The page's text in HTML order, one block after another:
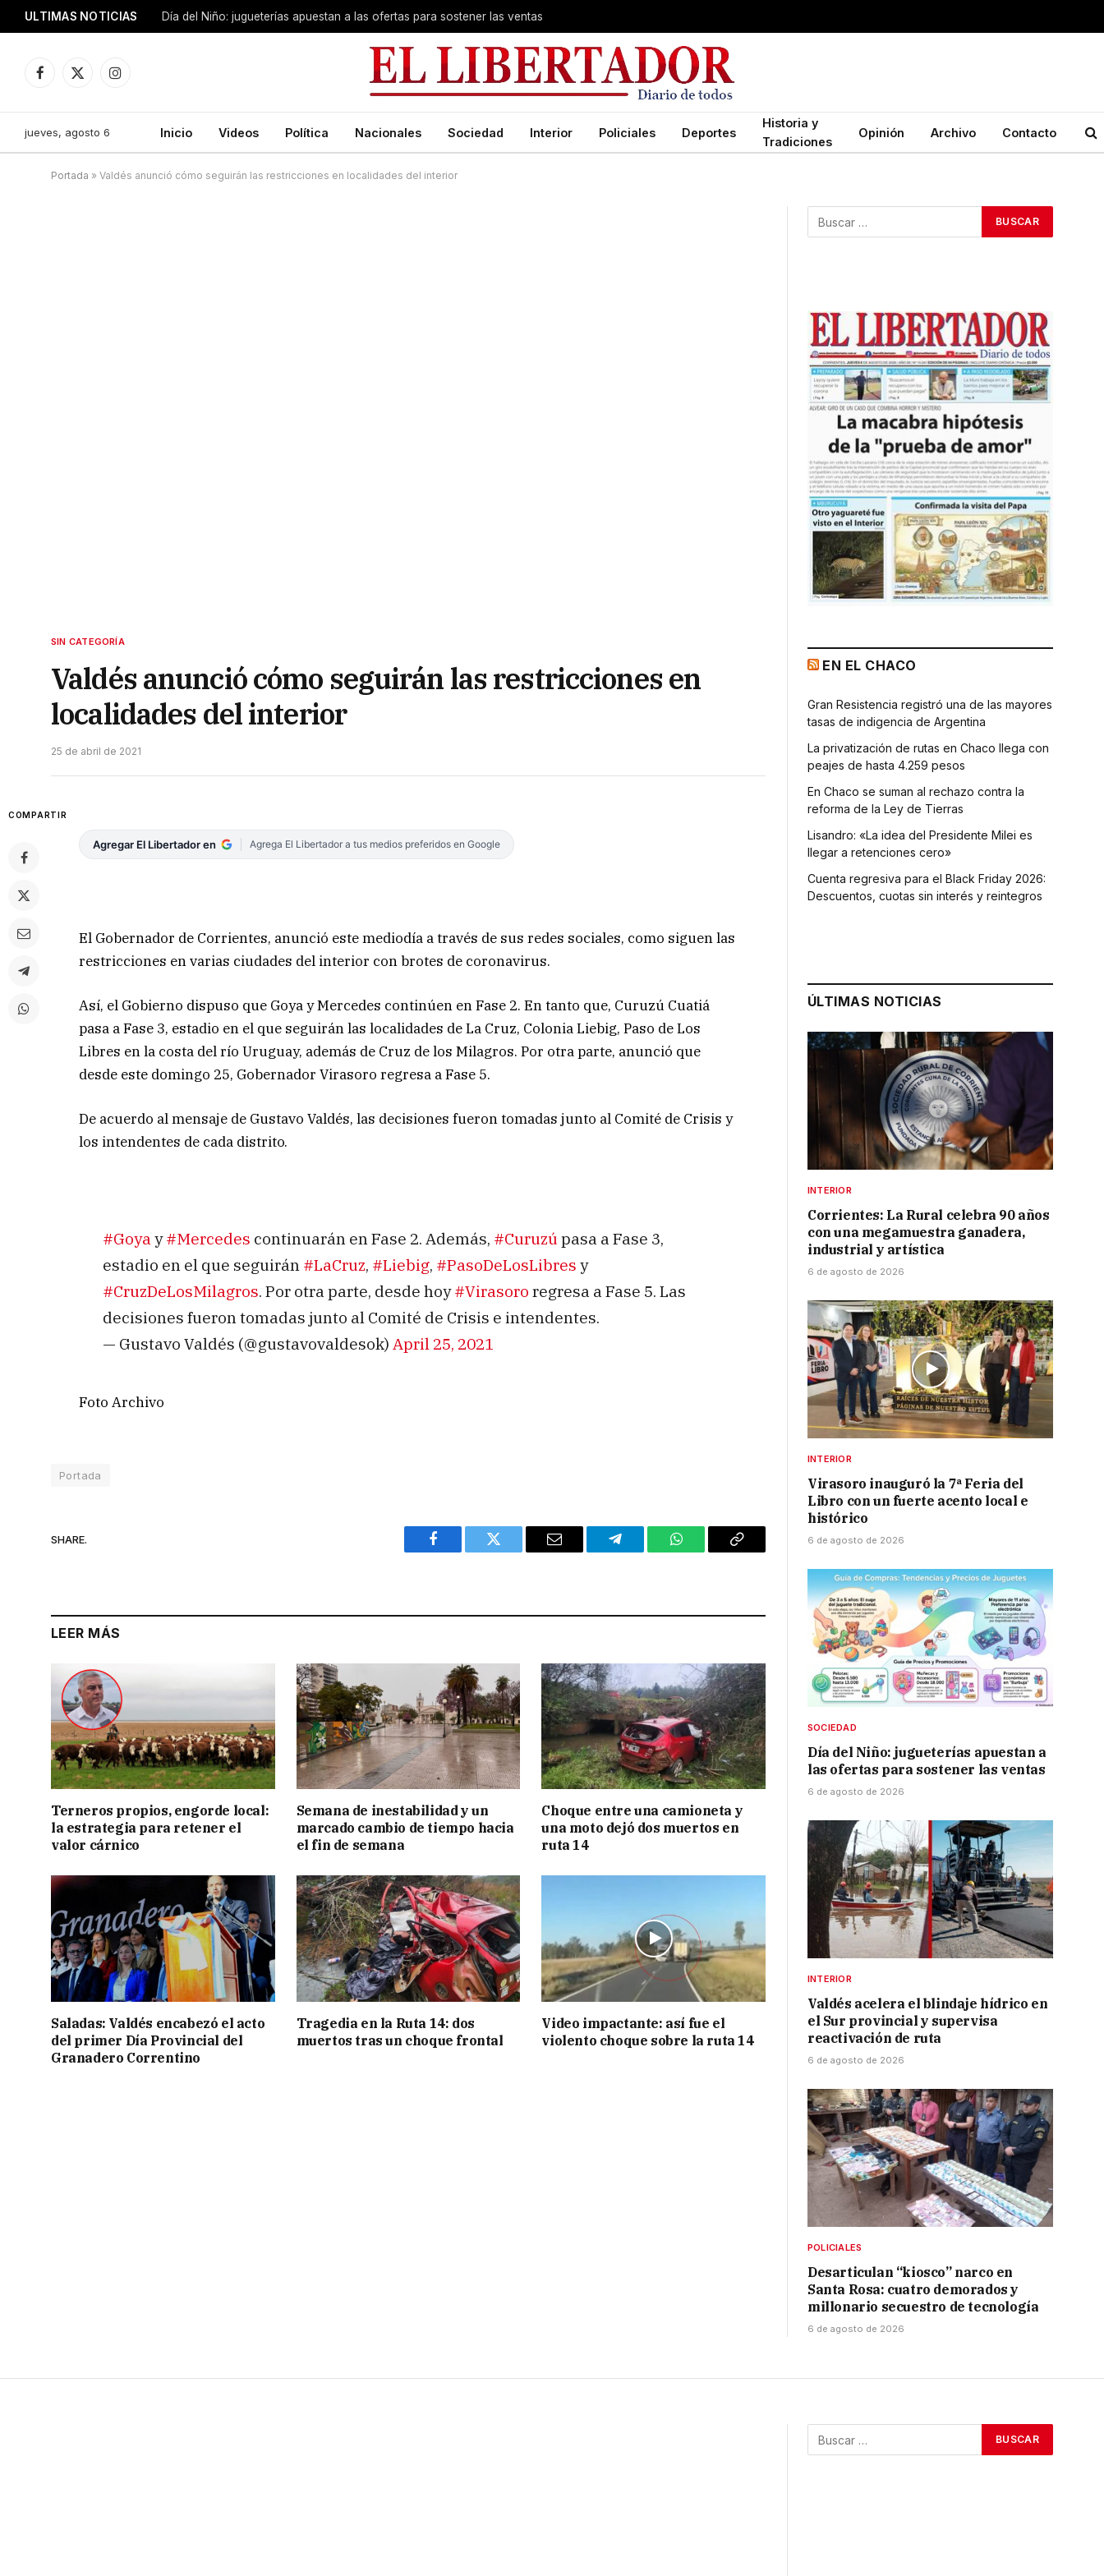
ULTIMAS NOTICIAS Día del Niño: jugueterías apuestan a las ofertas para sostener las ventas
Facebook
X
Instagram
jueves, agosto 6 Inicio Videos Política Nacionales Sociedad Interior Policiales Deportes
Historia y
Tradiciones
Opinión Archivo Contacto
Portada » Valdés anunció cómo seguirán las restricciones en localidades del interior
SIN CATEGORÍA
Valdés anunció cómo seguirán las restricciones en
localidades del interior
25 de abril de 2021
COMPARTIR
Agregar El Libertador en Agrega El Libertador a tus medios preferidos en Google
El Gobernador de Corrientes, anunció este mediodía a través de sus redes sociales, como siguen las
restricciones en varias ciudades del interior con brotes de coronavirus.
Así, el Gobierno dispuso que Goya y Mercedes continúen en Fase 2. En tanto que, Curuzú Cuatiá
pasa a Fase 3, estadio en el que seguirán las localidades de La Cruz, Colonia Liebig, Paso de Los
Libres en la costa del río Uruguay, además de Cruz de los Milagros. Por otra parte, anunció que
desde este domingo 25, Gobernador Virasoro regresa a Fase 5.
De acuerdo al mensaje de Gustavo Valdés, las decisiones fueron tomadas junto al Comité de Crisis y
los intendentes de cada distrito.
#Goya y#Mercedes continuarán en Fase 2. Además, #Curuzú pasa a Fase 3,
estadio en el que seguirán #LaCruz, #Liebig, #PasoDeLosLibres y
#CruzDeLosMilagros. Por otra parte, desde hoy#Virasoro regresa a Fase 5. Las
decisiones fueron tomadas junto al Comité de Crisis e intendentes.
— Gustavo Valdés (@gustavovaldesok) April 25, 2021
Foto Archivo
Portada
SHARE.
Facebook Twitter Email Telegram WhatsAppCopy
LEER MÁS
Terneros propios, engorde local:
la estrategia para retener el
valor cárnico
Semana de inestabilidad y un
marcado cambio de tiempo hacia
el fin de semana
Choque entre una camioneta y
una moto dejó dos muertos en
ruta 14
Saladas: Valdés encabezó el acto
del primer Día Provincial del
Granadero Correntino
Tragedia en la Ruta 14: dos
muertos tras un choque frontal
Video impactante: así fue el
violento choque sobre la ruta 14
EN EL CHACO
Gran Resistencia registró una de las mayores
tasas de indigencia de Argentina
La privatización de rutas en Chaco llega con
peajes de hasta 4.259 pesos
En Chaco se suman al rechazo contra la
reforma de la Ley de Tierras
Lisandro: «La idea del Presidente Milei es
llegar a retenciones cero»
Cuenta regresiva para el Black Friday 2026:
Descuentos, cuotas sin interés y reintegros
ÚLTIMAS NOTICIAS
INTERIOR
Corrientes: La Rural celebra 90 años
con una megamuestra ganadera,
industrial y artística
6 de agosto de 2026
INTERIOR
Virasoro inauguró la 7ª Feria del
Libro con un fuerte acento local e
histórico
6 de agosto de 2026
SOCIEDAD
Día del Niño: jugueterías apuestan a
las ofertas para sostener las ventas
6 de agosto de 2026
INTERIOR
Valdés acelera el blindaje hídrico en
el Sur provincial y supervisa
reactivación de ruta
6 de agosto de 2026
POLICIALES
Desarticulan “kiosco” narco en
Santa Rosa: cuatro demorados y
millonario secuestro de tecnología
6 de agosto de 2026